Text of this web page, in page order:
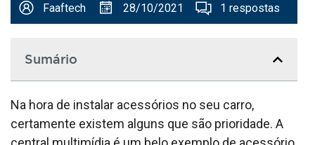
Faaftech 28/10/2021 1 respostas
Sumário
Na hora de instalar acessórios no seu carro,
certamente existem alguns que são prioridade. A